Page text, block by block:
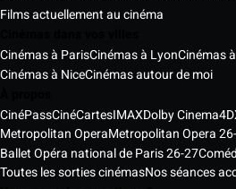
Films actuellement au cinéma
Cinémas à ParisCinémas à LyonCinémas
Cinémas à NiceCinémas autour de moi
CinéPassCinéCartesIMAXDolby Cinema
Metropolitan OperaMetropolitan Opera
Ballet Opéra national de Paris 26-27
Toutes les sorties cinémasNos séances